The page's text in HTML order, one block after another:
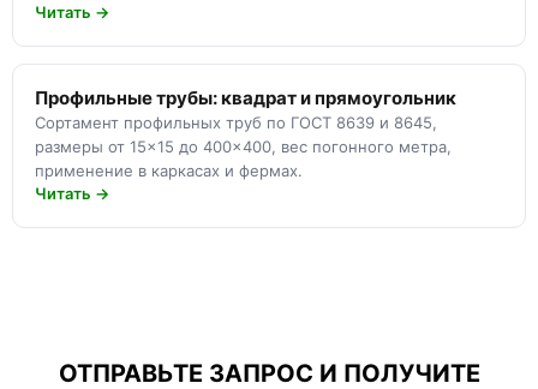
Читать →
Профильные трубы: квадрат и прямоугольник
Сортамент профильных труб по ГОСТ 8639 и 8645,
размеры от 15×15 до 400×400, вес погонного метра,
применение в каркасах и фермах.
Читать →
ОТПРАВЬТЕ ЗАПРОС И ПОЛУЧИТЕ